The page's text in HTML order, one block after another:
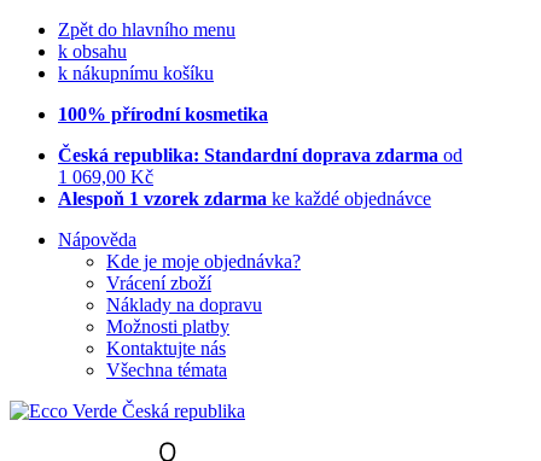
Zpět do hlavního menu
k obsahu
k nákupnímu košíku
100% přírodní kosmetika
Česká republika: Standardní doprava zdarma od
1 069,00 Kč
Alespoň 1 vzorek zdarma ke každé objednávce
Nápověda
Kde je moje objednávka?
Vrácení zboží
Náklady na dopravu
Možnosti platby
Kontaktujte nás
Všechna témata